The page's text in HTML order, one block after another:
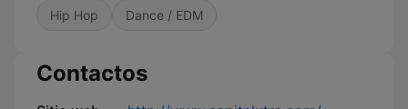
Hip Hop Dance / EDM
Contactos